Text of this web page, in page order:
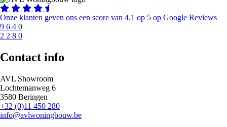
Onze klanten geven ons een score van 4.1 op 5 op Google Reviews
9 6 4 0
2 2 8 0
Contact info
AVL Showroom
Lochtemanweg 6
3580 Beringen
+32 (0)11 450 280
info@avlwoningbouw.be